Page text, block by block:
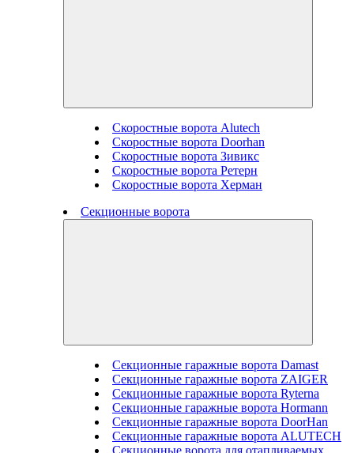
Скоростные ворота Alutech
Скоростные ворота Doorhan
Скоростные ворота Зивикс
Скоростные ворота Ретерн
Скоростные ворота Херман
Секционные ворота
Секционные гаражные ворота Damast
Секционные гаражные ворота ZAIGER
Секционные гаражные ворота Ryterna
Секционные гаражные ворота Hormann
Секционные гаражные ворота DoorHan
Секционные гаражные ворота ALUTECH
Секционные ворота для отапливаемых